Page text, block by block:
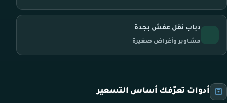
دباب نقل عفش بجدة
مشاوير وأغراض صغيرة
أدوات تعرّفك أساس التسعير